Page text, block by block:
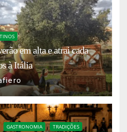
em alta e atrai cada
à Itália
GASTRONOMIA TRADIÇÕES